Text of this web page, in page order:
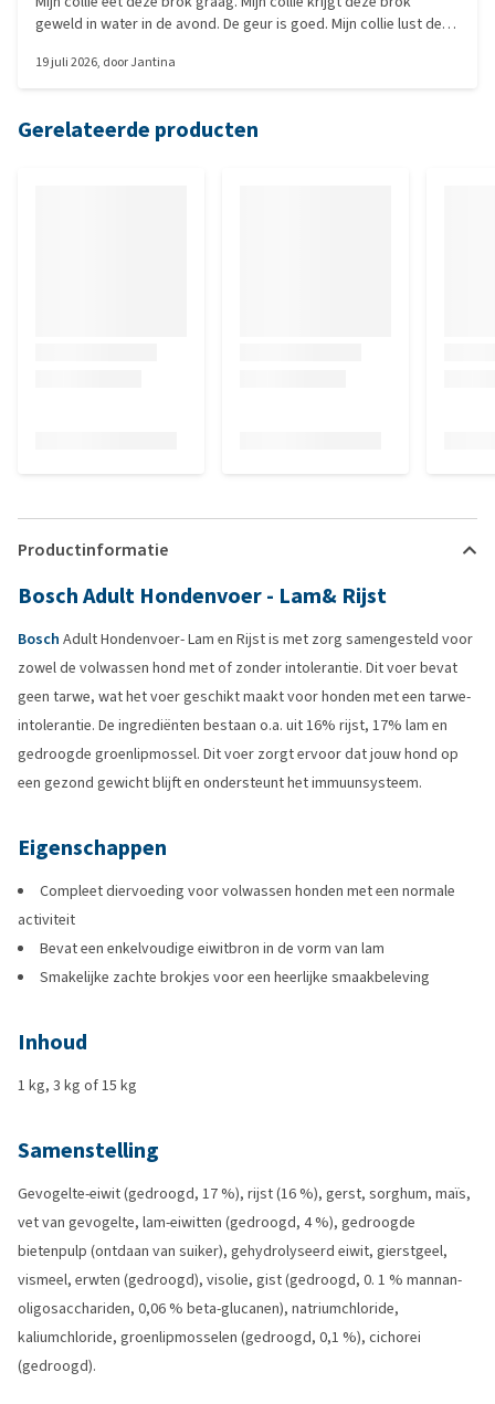
geweld in water in de avond. De geur is goed. Mijn collie lust de
glanzende vacht.
19 juli 2026, doorJantina
Gerelateerde producten
Productinformatie
Bosch Adult Hondenvoer - Lam& Rijst
Bosch Adult Hondenvoer- Lam en Rijst is met zorg samengesteld voor
zowel de volwassen hond met of zonder intolerantie. Dit voer bevat
geen tarwe, wat het voer geschikt maakt voor honden met een tarwe-
intolerantie. De ingrediënten bestaan o.a. uit 16% rijst, 17% lam en
gedroogde groenlipmossel. Dit voer zorgt ervoor dat jouw hond op
een gezond gewicht blijft en ondersteunt het immuunsysteem.
Eigenschappen
Compleet diervoeding voor volwassen honden met een normale
activiteit
Bevat een enkelvoudige eiwitbron in de vorm van lam
Smakelijke zachte brokjes voor een heerlijke smaakbeleving
Inhoud
1 kg, 3 kg of 15 kg
Samenstelling
Gevogelte-eiwit (gedroogd, 17 %), rijst (16 %), gerst, sorghum, maïs,
vet van gevogelte, lam-eiwitten (gedroogd, 4 %), gedroogde
bietenpulp (ontdaan van suiker), gehydrolyseerd eiwit, gierstgeel,
vismeel, erwten (gedroogd), visolie, gist (gedroogd, 0. 1 % mannan-
oligosacchariden, 0,06 % beta-glucanen), natriumchloride,
kaliumchloride, groenlipmosselen (gedroogd, 0,1 %), cichorei
(gedroogd).